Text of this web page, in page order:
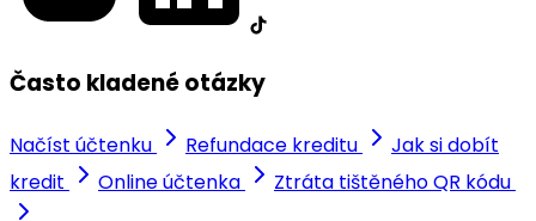
Často kladené otázky
Načíst účtenku Refundace kreditu
Jak si dobít
kredit
Online účtenka Ztráta tištěného QR kódu